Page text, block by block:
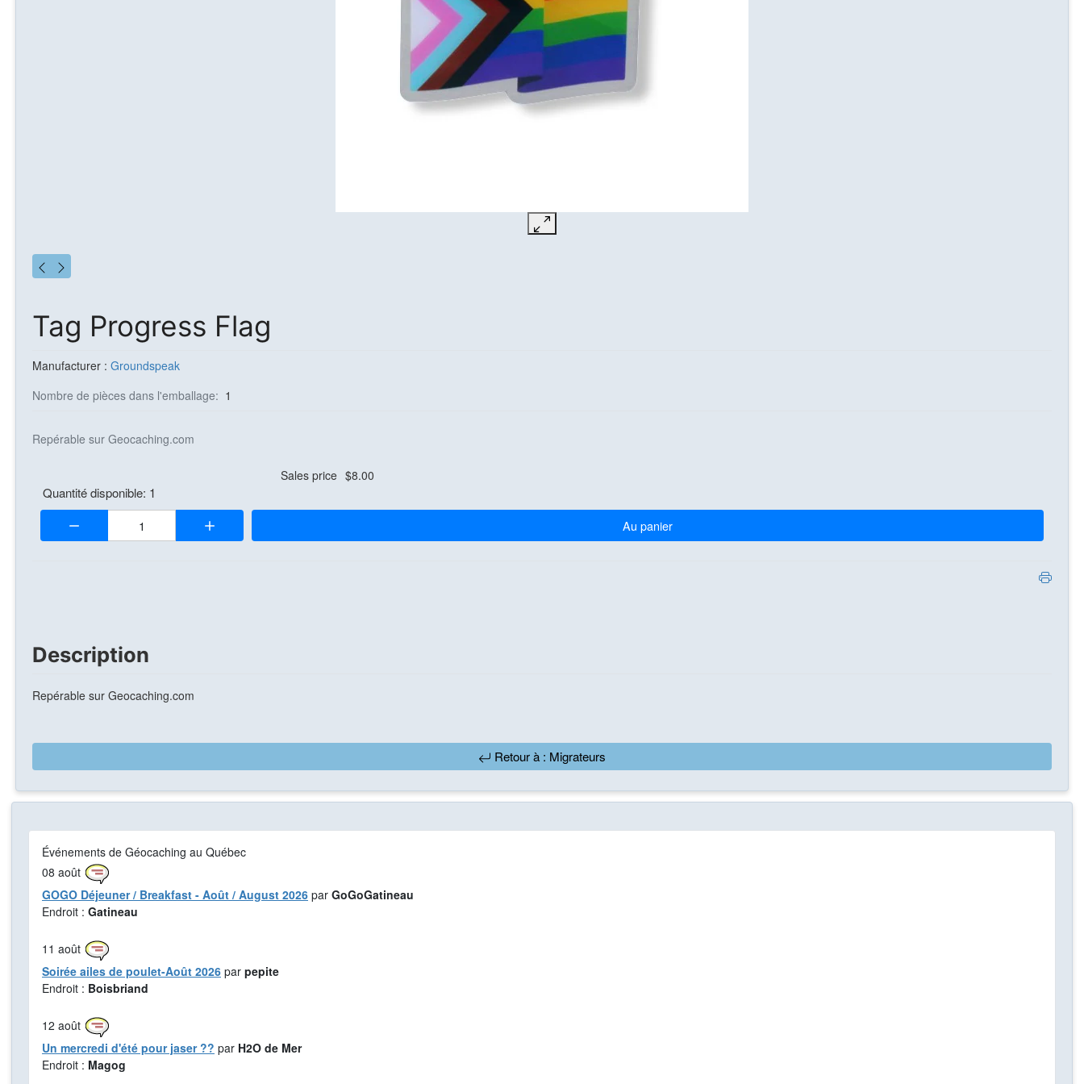
Tag Progress Flag
Manufacturer : Groundspeak
Nombre de pièces dans l'emballage: 1
Repérable sur Geocaching.com
Sales price $8.00
Quantité disponible: 1
Quantité: Au panier
Description
Repérable sur Geocaching.com
Retour à : Migrateurs
Événements de Géocaching au Québec
08 août
GOGO Déjeuner / Breakfast - Août / August 2026 par GoGoGatineau
Endroit : Gatineau
11 août
Soirée ailes de poulet-Août 2026 par pepite
Endroit : Boisbriand
12 août
Un mercredi d'été pour jaser ?? par H2O de Mer
Endroit : Magog